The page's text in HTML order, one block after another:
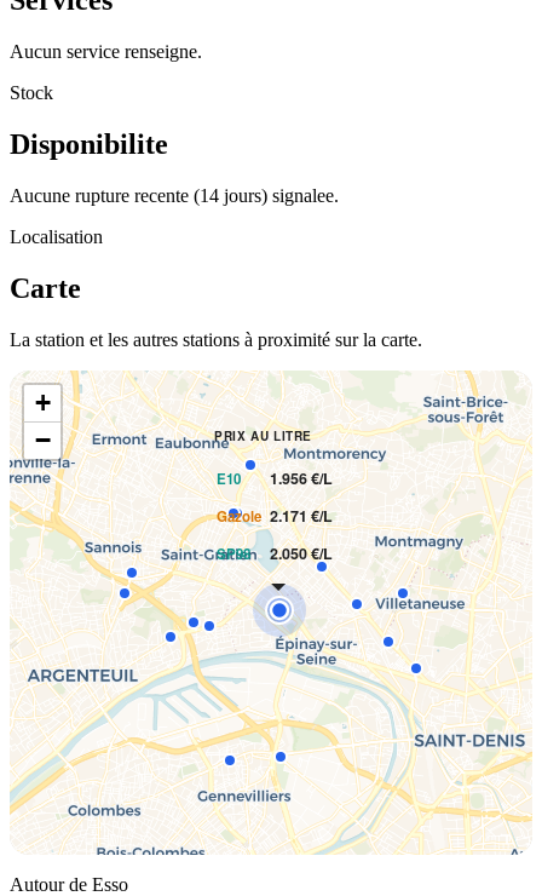
Aucun service renseigne.
Stock
Disponibilite
Aucune rupture recente (14 jours) signalee.
Localisation
Carte
La station et les autres stations à proximité sur la carte.
PRIX AU LITRE
E10 1.956 €/L
Gazole 2.171 €/L
SP98 2.050 €/L
+
−
Autour de Esso